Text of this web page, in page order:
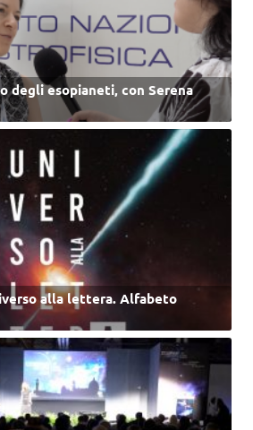
degli esopianeti, con Serena
alla lettera. Alfabeto